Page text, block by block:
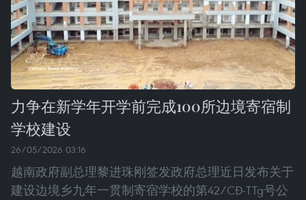
力争在新学年开学前完成100所边境寄宿制
学校建设
26/05/2026 03:16
越南政府副总理黎进珠刚签发政府总理近日发布关于
建设边境乡九年一贯制寄宿学校的第42/CĐ-TTg号公